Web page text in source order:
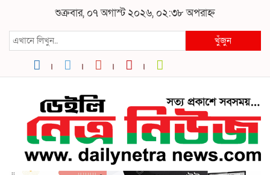
শুক্রবার, ০৭ অগাস্ট ২০২৬, ০২:৩৮ অপরাহ্ন
খুঁজুন